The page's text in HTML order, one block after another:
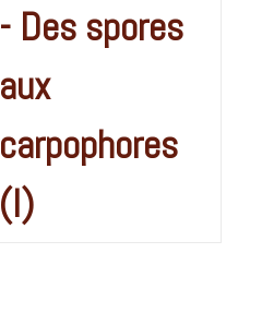
- Des spores
aux
carpophores
(I)